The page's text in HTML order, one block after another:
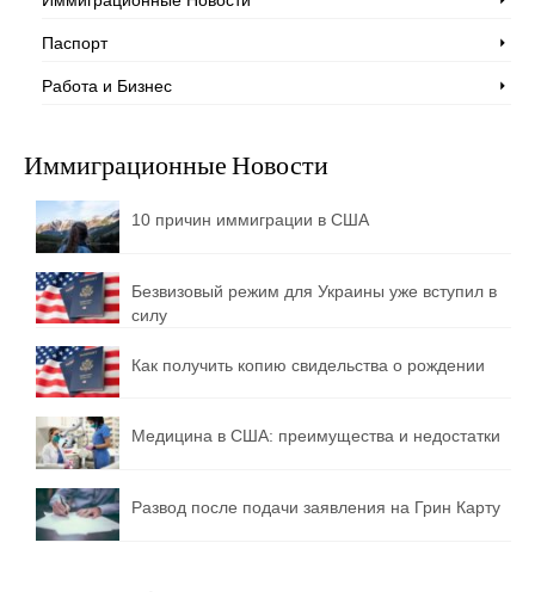
Паспорт
Работа и Бизнес
Иммиграционные Новости
10 причин иммиграции в США
Безвизовый режим для Украины уже вступил в
силу
Как получить копию свидельства о рождении
Медицина в США: преимущества и недостатки
Развод после подачи заявления на Грин Карту